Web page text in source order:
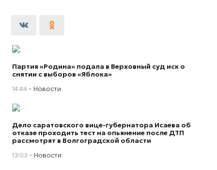
Партия «Родина» подала в Верховный суд иск о
снятии с выборов «Яблока»
14:44 Новости
Дело саратовского вице-губернатора Исаева об
отказе проходить тест на опьянение после ДТП
рассмотрят в Волгоградской области
13:03 Новости